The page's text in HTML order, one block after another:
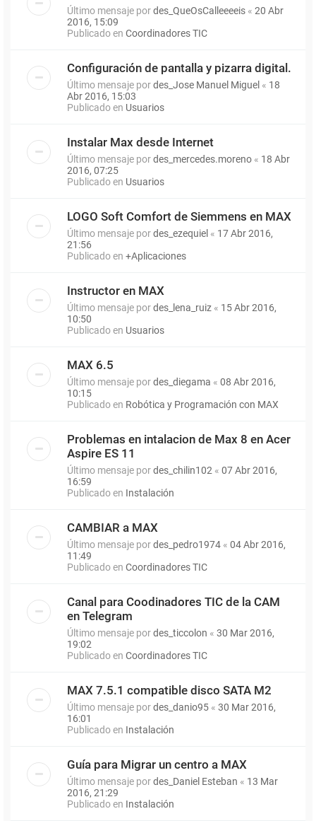
Último mensaje pordes_QueOsCalleeeeis « 20 Abr
2016, 15:09
Publicado en Coordinadores TIC
Configuración de pantalla y pizarra digital.
Último mensaje pordes_Jose Manuel Miguel « 18
Abr 2016, 15:03
Publicado en Usuarios
Instalar Max desde Internet
Último mensaje pordes_mercedes.moreno « 18 Abr
2016, 07:25
Publicado en Usuarios
LOGO Soft Comfort de Siemmens en MAX
Último mensaje pordes_ezequiel « 17 Abr 2016,
21:56
Publicado en +Aplicaciones
Instructor en MAX
Último mensaje pordes_lena_ruiz « 15 Abr 2016,
10:50
Publicado en Usuarios
MAX 6.5
Último mensaje pordes_diegama « 08 Abr 2016,
10:15
Publicado en Robótica y Programación con MAX
Problemas en intalacion de Max 8 en Acer
Aspire ES 11
Último mensaje pordes_chilin102 « 07 Abr 2016,
16:59
Publicado en Instalación
CAMBIAR a MAX
Último mensaje pordes_pedro1974 « 04 Abr 2016,
11:49
Publicado en Coordinadores TIC
Canal para Coodinadores TIC de la CAM
en Telegram
Último mensaje pordes_ticcolon « 30 Mar 2016,
19:02
Publicado en Coordinadores TIC
MAX 7.5.1 compatible disco SATA M2
Último mensaje pordes_danio95 « 30 Mar 2016,
16:01
Publicado en Instalación
Guía para Migrar un centro a MAX
Último mensaje pordes_Daniel Esteban « 13 Mar
2016, 21:29
Publicado en Instalación